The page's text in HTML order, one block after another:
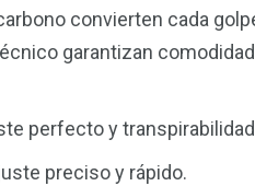
convierten cada
garantizan
perfecto y
preciso y rápido.